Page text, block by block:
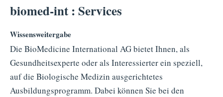
biomed-int : Services
Wissensweitergabe
Die BioMedicine International AG bietet Ihnen, als
Gesundheitsexperte oder als Interessierter ein speziell,
auf die Biologische Medizin ausgerichtetes
Ausbildungsprogramm. Dabei können Sie bei den